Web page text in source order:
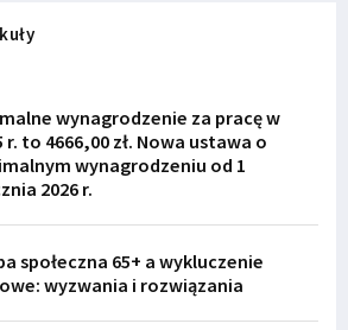
wynagrodzenie za pracę w
r. to 4666,00 zł. Nowa ustawa o
wynagrodzeniu od 1
2026 r.
społeczna 65+ a wykluczenie
wyzwania i rozwiązania